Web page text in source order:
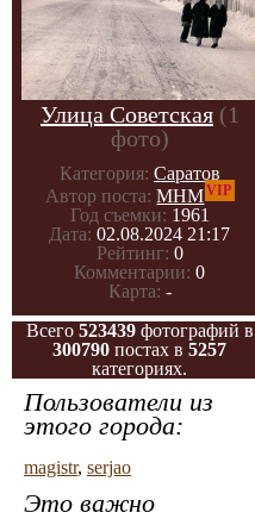
Улица Советская (1
фото)
Категория: Саратов
Автор поста: МНМVIP
Год съемки: 1961
Дата: 02.08.2024 21:17
Рейтинг: 0
Комментарии: 0
Карта: -
Всего 523439 фотографий в
300790 постах в5257
категориях.
Пользователи из
этого города:
magistr, serjao
Это важно